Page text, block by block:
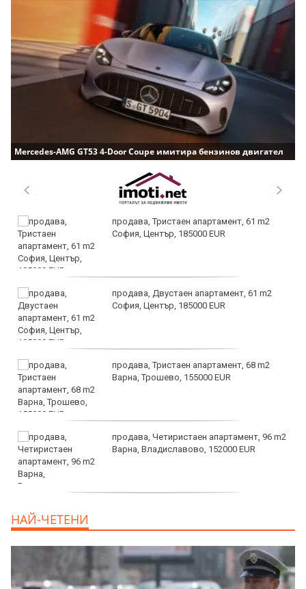
Mercedes-AMG GT53 4-Door Coupe имитира бензинов двигател
продава, Тристаен апартамент, 61 m2
София, Център, 185000 EUR
продава, Двустаен апартамент, 61 m2
София, Център, 185000 EUR
продава, Тристаен апартамент, 68 m2
Варна, Трошево, 155000 EUR
продава, Четиристаен апартамент, 96 m2
Варна, Владиславово, 152000 EUR
НАЙ-ЧЕТЕНИ